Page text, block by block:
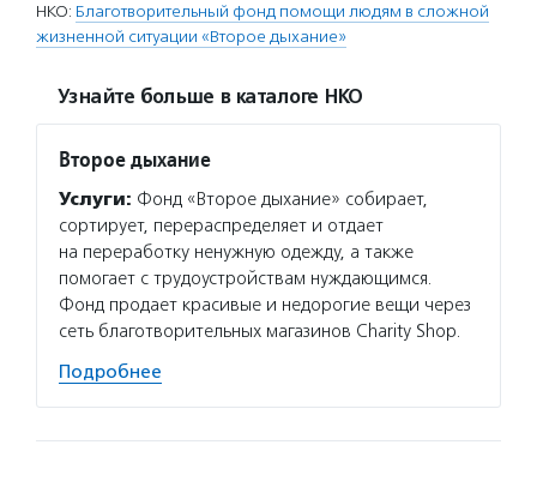
НКО: Благотворительный фонд помощи людям в сложной
жизненной ситуации «Второе дыхание»
Узнайте больше в каталоге НКО
Второе дыхание
Услуги: Фонд «Второе дыхание» собирает,
сортирует, перераспределяет и отдает
на переработку ненужную одежду, а также
помогает с трудоустройствам нуждающимся.
Фонд продает красивые и недорогие вещи через
сеть благотворительных магазинов Charity Shop.
Подробнее